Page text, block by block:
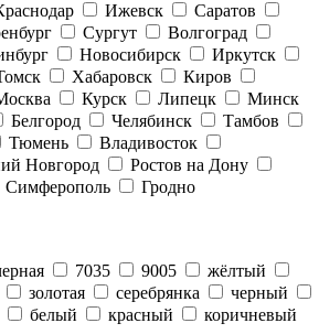
Ижевск
Саратов
Сургут
Волгоград
Новосибирск
Иркутск
Хабаровск
Киров
Курск Липецк
Минск
Белгород Челябинск
Тамбов
Тюмень
Владивосток
Новгород
Ростов на Дону
Симферополь
Гродно
7035 9005
жёлтый
золотая серебрянка
черный
белый красный
коричневый